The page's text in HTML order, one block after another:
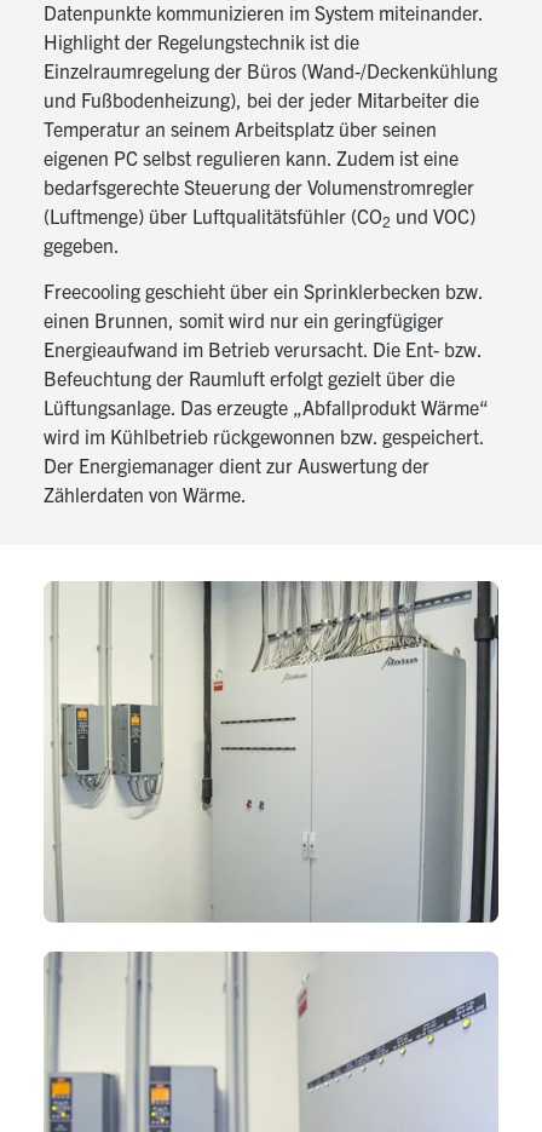
Datenpunkte kommunizieren im System miteinander.
Highlight der Regelungstechnik ist die
Einzelraumregelung der Büros (Wand-/Deckenkühlung
und Fußbodenheizung), bei der jeder Mitarbeiter die
Temperatur an seinem Arbeitsplatz über seinen
eigenen PC selbst regulieren kann. Zudem ist eine
bedarfsgerechte Steuerung der Volumenstromregler
(Luftmenge) über Luftqualitätsfühler (CO2 und VOC)
gegeben.
Freecooling geschieht über ein Sprinklerbecken bzw.
einen Brunnen, somit wird nur ein geringfügiger
Energieaufwand im Betrieb verursacht. Die Ent- bzw.
Befeuchtung der Raumluft erfolgt gezielt über die
Lüftungsanlage. Das erzeugte „Abfallprodukt Wärme“
wird im Kühlbetrieb rückgewonnen bzw. gespeichert.
Der Energiemanager dient zur Auswertung der
Zählerdaten von Wärme.